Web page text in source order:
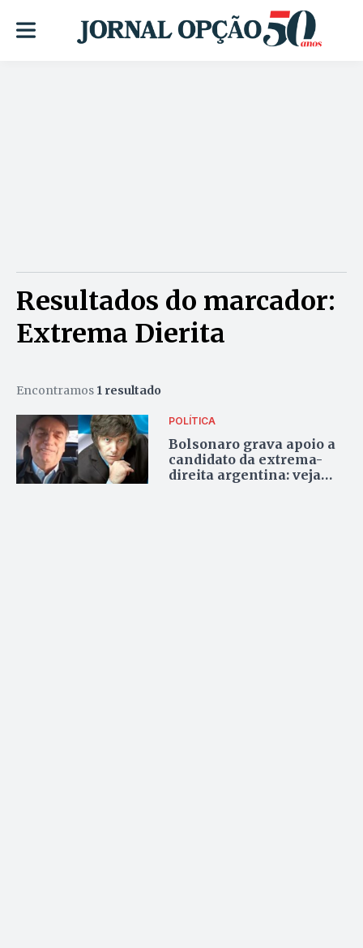
Resultados do marcador:
Extrema Dierita
Encontramos 1 resultado
POLÍTICA
Bolsonaro grava apoio a
candidato da extrema-
direita argentina: veja